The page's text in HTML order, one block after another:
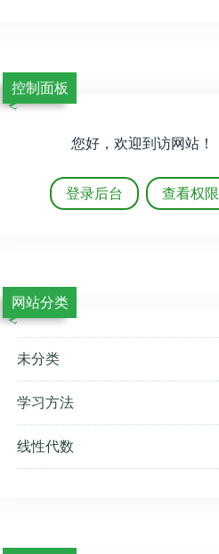
控制面板
您好，欢迎到访网站！
登录后台 查看权限
网站分类
未分类
学习方法
线性代数